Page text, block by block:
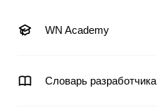
WN Academy
Словарь разработчика